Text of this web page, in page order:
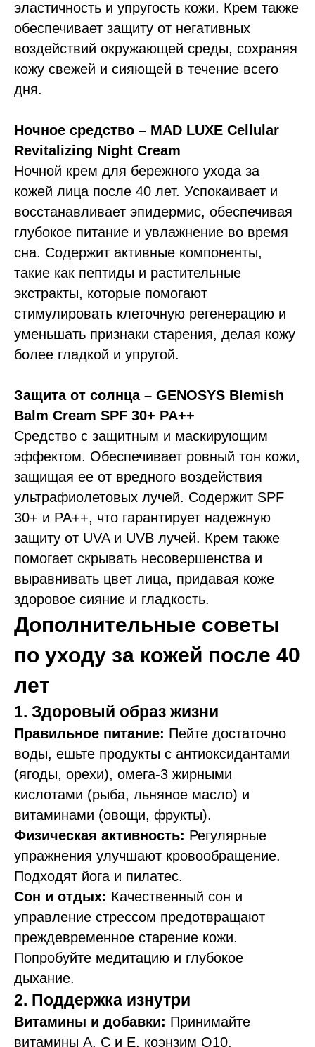
эластичность и упругость кожи. Крем также
обеспечивает защиту от негативных
воздействий окружающей среды, сохраняя
кожу свежей и сияющей в течение всего
дня.
Ночное средство – MAD LUXE Cellular
Revitalizing Night Cream
Ночной крем для бережного ухода за
кожей лица после 40 лет. Успокаивает и
восстанавливает эпидермис, обеспечивая
глубокое питание и увлажнение во время
сна. Содержит активные компоненты,
такие как пептиды и растительные
экстракты, которые помогают
стимулировать клеточную регенерацию и
уменьшать признаки старения, делая кожу
более гладкой и упругой.
Защита от солнца – GENOSYS Blemish
Balm Cream SPF 30+ PA++
Средство с защитным и маскирующим
эффектом. Обеспечивает ровный тон кожи,
защищая ее от вредного воздействия
ультрафиолетовых лучей. Содержит SPF
30+ и PA++, что гарантирует надежную
защиту от UVA и UVB лучей. Крем также
помогает скрывать несовершенства и
выравнивать цвет лица, придавая коже
здоровое сияние и гладкость.
Дополнительные советы
по уходу за кожей после 40
лет
1. Здоровый образ жизни
Правильное питание: Пейте достаточно
воды, ешьте продукты с антиоксидантами
(ягоды, орехи), омега-3 жирными
кислотами (рыба, льняное масло) и
витаминами (овощи, фрукты).
Физическая активность: Регулярные
упражнения улучшают кровообращение.
Подходят йога и пилатес.
Сон и отдых: Качественный сон и
управление стрессом предотвращают
преждевременное старение кожи.
Попробуйте медитацию и глубокое
дыхание.
2. Поддержка изнутри
Витамины и добавки: Принимайте
витамины A, C и E, коэнзим Q10.